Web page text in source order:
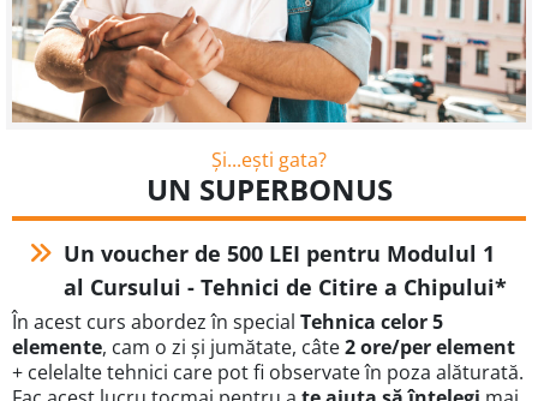
Și...ești gata?
UN SUPERBONUS
Un voucher de 500 LEI pentru Modulul 1
al Cursului - Tehnici de Citire a Chipului*
În acest curs abordez în special Tehnica celor 5
elemente, cam o zi și jumătate, câte2 ore/per element
+ celelalte tehnici care pot fi observate în poza alăturată.